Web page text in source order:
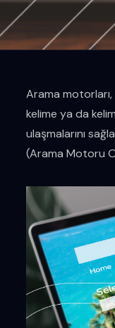
Arama
kelime ya da
ulaşmalarını
(Arama Motoru